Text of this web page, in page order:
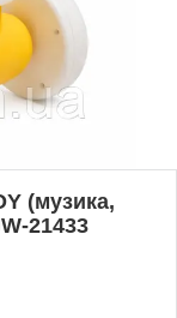
(музика,
21433